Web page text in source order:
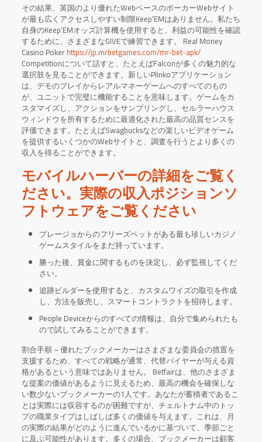
その結果、英国のより優れたWebベースのポーカーWebサイト
が最も広くアクセスしやすい制限Keep’EMはありません。私たち
自身のKeep’EMオッズ計算機を使用すると、利益の可能性を確認
するために、さまざまなGIVEで練習できます。 Real Money
Casino Pokerhttps://jp.mrbetgames.com/mr-bet-apk/
Competitionについて話すと、たとえばFalconが多くの魅力的な
選択肢を見ることができます。新しいPlinkoアプリケーション
は、デモのプレイからレアルマネーゲームへのすべてのもの
が、ユニットで完璧に機能することを意味します。ゲームをカ
スタマイズし、アクションをサンプリングし、セルラーハウス
ウィンドウを所有するために最適化された最高の品質センスを
評価できます。たとえばSwagbucksなどの楽しいビデオゲーム
を提供するいくつかのWebサイトと、調査を行うとより多くの
収入を得ることができます。
モバイルハーバーの詳細をご覧く
ださい。実際の収入ポジションソ
フトウェアをご覧ください
プレージョからのフリーズベットがある最も珍しいカジノ
ゲームスタイルをまだ持っています。
勝った後、賞金に関するものを決定し、必ず監視してくだ
さい。
追跡ビルダーを使用すると、カスタムワイズの取引を作成
し、方法を販売し、スマートコントラクトを招待します。
People Deviceからのすべての情報は、自分で集められたも
ので試してみることができます。
割合手順 – 優れたブックメーカーはさまざまな委員会の措置を
支援するため、すべての戦略が通常、代替バイヤーが与える資
格があるという意味ではありません。 Betfairは、他のさまざま
な提案の価値があるように見えるため、最高の機会を確保しな
い数少ないブックメーカーの1人です。あなたが蓄積者であるこ
とは実際には収容するのが困難ですが、チェルトナム中のトッ
プの職業タイプはしばしば多くの価値を与えます。これは、月
の実際の結果がどのように進んでいるかに基づいて、季節ごと
に及ぶ可能性があります。多くの場合、ブックメーカーは顧客